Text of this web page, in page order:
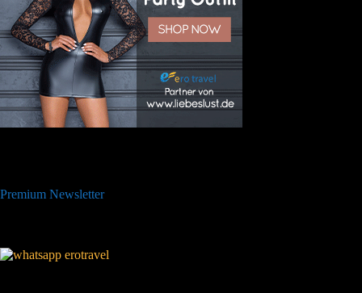
Premium Newsletter